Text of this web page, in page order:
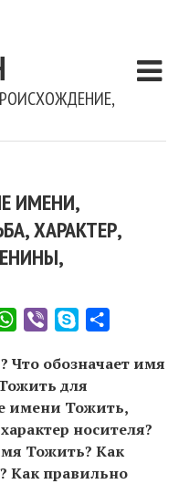
ИМЕНИ,
ХАРАКТЕР,
WhatsApp
Viber Skype
Что обозначает имя
для
имени Тожить,
носителя?
Тожить? Как
Как правильно